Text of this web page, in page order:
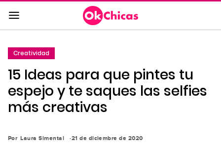
Saltar
al
contenido
la
navegación
principal
Creatividad
15 Ideas para que pintes tu
espejo y te saques las selfies
más creativas
Por Laura Simental 21 de diciembre de 2020